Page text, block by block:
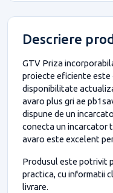
Descriere
GTV Priza
proiecte eficiente este
disponibilitate
avaro plus gri ae
dispune de un
conecta un incarcator
avaro este excelent
Produsul este potrivit
practica, cu informatii
livrare.